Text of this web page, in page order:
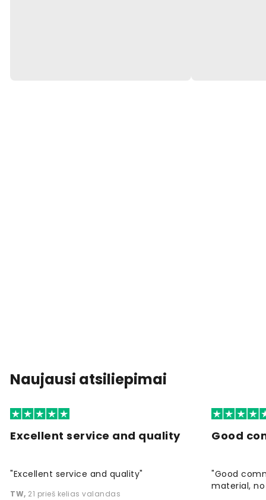
Naujausi atsiliepimai
Excellent service and quality
"Excellent service and quality"
TW, 21 prieš kelias valandas
Good
"Good
material,